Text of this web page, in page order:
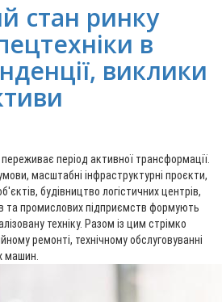
стан ринку
в
виклики
переживає період активної трансформації.
масштабні інфраструктурні проєкти,
будівництво логістичних центрів,
та промислових підприємств формують
техніку. Разом із цим стрімко
ремонті, технічному обслуговуванні
машин.